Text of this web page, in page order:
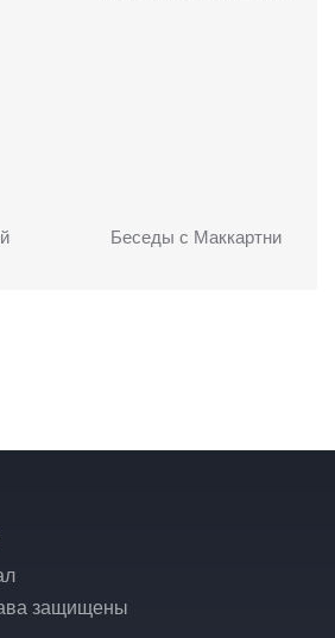
Беседы с Маккартни
защищены